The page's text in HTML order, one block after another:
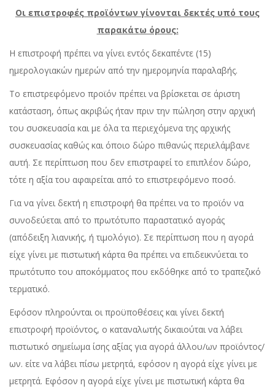
Οι επιστροφές προϊόντων γίνονται δεκτές υπό τους
παρακάτω όρους:
Η επιστροφή πρέπει να γίνει εντός δεκαπέντε (15)
ημερολογιακών ημερών από την ημερομηνία παραλαβής.
Το επιστρεφόμενο προϊόν πρέπει να βρίσκεται σε άριστη
κατάσταση, όπως ακριβώς ήταν πριν την πώληση στην αρχική
του συσκευασία και με όλα τα περιεχόμενα της αρχικής
συσκευασίας καθώς και όποιο δώρο πιθανώς περιελάμβανε
αυτή. Σε περίπτωση που δεν επιστραφεί το επιπλέον δώρο,
τότε η αξία του αφαιρείται από το επιστρεφόμενο ποσό.
Για να γίνει δεκτή η επιστροφή θα πρέπει να το προϊόν να
συνοδεύεται από το πρωτότυπο παραστατικό αγοράς
(απόδειξη λιανικής, ή τιμολόγιο). Σε περίπτωση που η αγορά
είχε γίνει με πιστωτική κάρτα θα πρέπει να επιδεικνύεται το
πρωτότυπο του αποκόμματος που εκδόθηκε από το τραπεζικό
τερματικό.
Εφόσον πληρούνται οι προϋποθέσεις και γίνει δεκτή
επιστροφή προϊόντος, ο καταναλωτής δικαιούται να λάβει
πιστωτικό σημείωμα ίσης αξίας για αγορά άλλου/ων προϊόντος/
ων. είτε να λάβει πίσω μετρητά, εφόσον η αγορά είχε γίνει με
μετρητά. Εφόσον η αγορά είχε γίνει με πιστωτική κάρτα θα